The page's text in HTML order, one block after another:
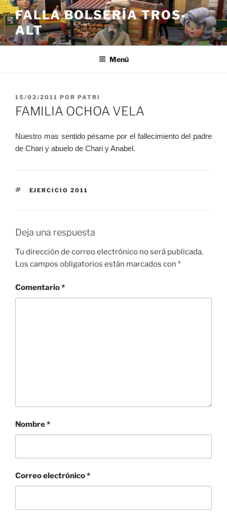
Saltar
al
contenido
FALLA BOLSERÍA TROS-
ALT
Menú
PUBLICADO
EL
15/02/2011 POR PATRI
FAMILIA OCHOA VELA
Nuestro mas sentido pésame por el fallecimiento del padre
de Chari y abuelo de Chari y Anabel.
ETIQUETAS
EJERCICIO 2011
Deja una respuesta
Tu dirección de correo electrónico no será publicada.
Los campos obligatorios están marcados con *
Comentario*
Nombre*
Correo electrónico*